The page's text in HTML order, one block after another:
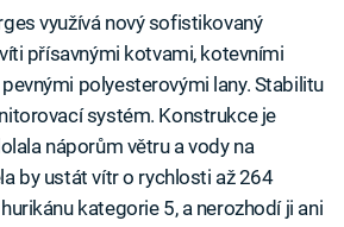
využívá nový sofistikovaný
přísavnými kotvami, kotevními
polyesterovými lany. Stabilitu
systém. Konstrukce je
náporům větru a vody na
by ustát vítr o rychlosti až 264
kategorie 5, a nerozhodí ji ani